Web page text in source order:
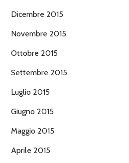
Dicembre 2015
Novembre 2015
Ottobre 2015
Settembre 2015
Luglio 2015
Giugno 2015
Maggio 2015
Aprile 2015